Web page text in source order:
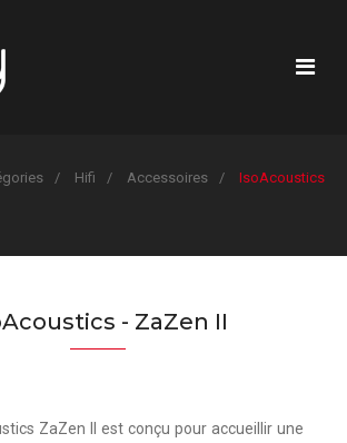
Hifi Accessoires
IsoAcoustics
- ZaZen II
ZaZen II est conçu pour accueillir une